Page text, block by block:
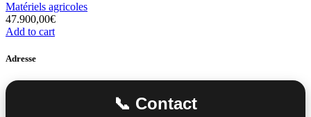
Matériels agricoles
47.900,00€
Add to cart
Adresse
📞 Contact